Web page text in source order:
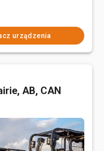
urządzenia
AB, CAN